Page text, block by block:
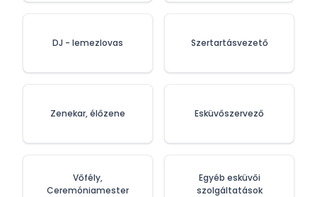
DJ - lemezlovas
Zenekar, élőzene
Vőfély,
Ceremóniamester
Szertartásvezető
Esküvőszervező
Egyéb esküvői
szolgáltatások